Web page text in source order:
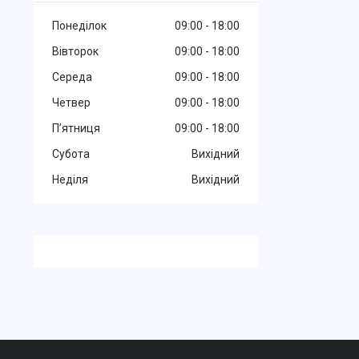
Понеділок 09:00
18:00
Вівторок
09:00
18:00
Середа
09:00
18:00
Четвер
09:00
18:00
Пʼятниця
09:00
18:00
Субота
Вихідний
Неділя
Вихідний